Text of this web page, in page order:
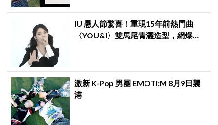
IU 愚人節驚喜！重現15年前熱門曲
〈YOU&I〉雙馬尾青澀造型，網爆
激新 K-Pop 男團 EMOTI:M 8月9日襲
港